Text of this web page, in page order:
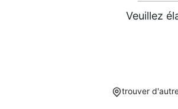
Veuillez
trouver